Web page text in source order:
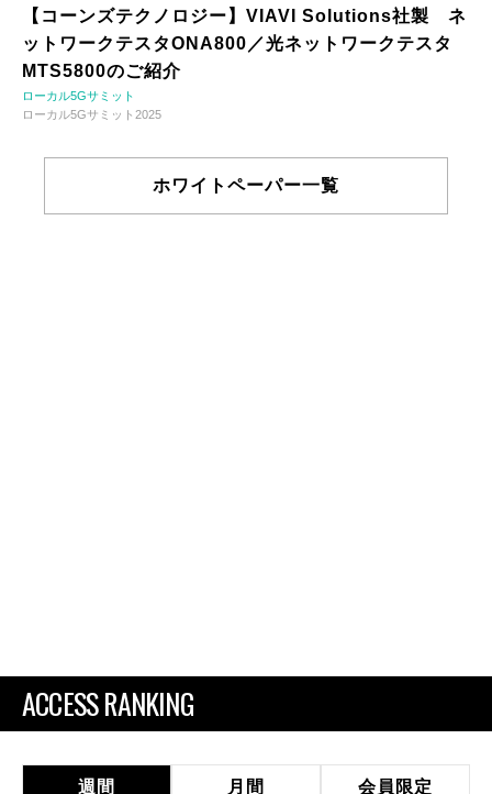
【コーンズテクノロジー】VIAVI Solutions社製 ネ
ットワークテスタONA800／光ネットワークテスタ
MTS5800のご紹介
ローカル5Gサミット
ローカル5Gサミット2025
ホワイトペーパー一覧
ACCESS RANKING
週間 月間 会員限定